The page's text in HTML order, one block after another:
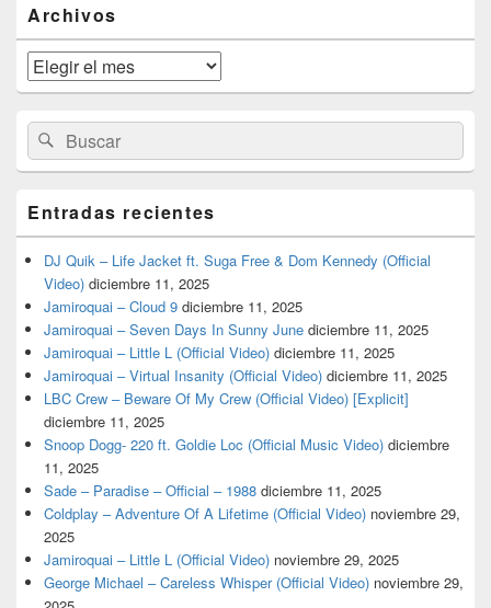
área
de
widget
barra
lateral
primaria
Archivos
Archivos
Buscar
por:
Buscar
Entradas recientes
DJ Quik – Life Jacket ft. Suga Free & Dom Kennedy (Official
Video) diciembre 11, 2025
Jamiroquai – Cloud 9 diciembre 11, 2025
Jamiroquai – Seven Days In Sunny June diciembre 11, 2025
Jamiroquai – Little L (Official Video) diciembre 11, 2025
Jamiroquai – Virtual Insanity (Official Video) diciembre 11, 2025
LBC Crew – Beware Of My Crew (Official Video) [Explicit]
diciembre 11, 2025
Snoop Dogg- 220 ft. Goldie Loc (Official Music Video) diciembre
11, 2025
Sade – Paradise – Official – 1988 diciembre 11, 2025
Coldplay – Adventure Of A Lifetime (Official Video) noviembre 29,
2025
Jamiroquai – Little L (Official Video) noviembre 29, 2025
George Michael – Careless Whisper (Official Video) noviembre 29,